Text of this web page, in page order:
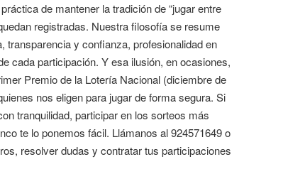
de mantener la tradición de “jugar entre
registradas. Nuestra filosofía se resume
y confianza, profesionalidad en
cada participación. Y esa ilusión, en ocasiones,
Premio de la Lotería Nacional (diciembre de
nos eligen para jugar de forma segura. Si
tranquilidad, participar en los sorteos más
te lo ponemos fácil. Llámanos al 924571649 o
resolver dudas y contratar tus participaciones